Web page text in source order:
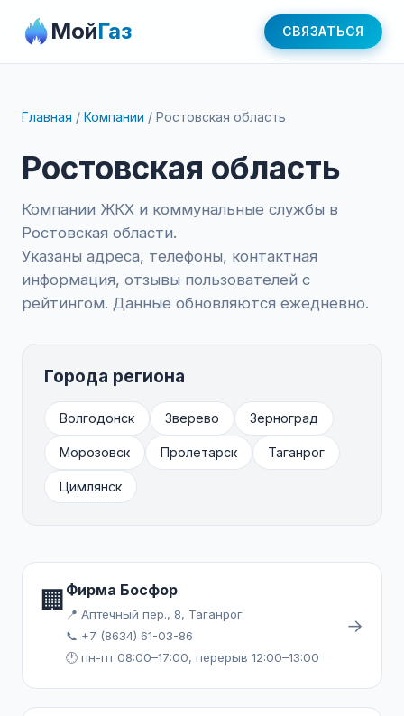
МойГаз СВЯЗАТЬСЯ
Главная / Компании / Ростовская область
Ростовская область
Компании ЖКХ и коммунальные службы в
Ростовская области.
Указаны адреса, телефоны, контактная
информация, отзывы пользователей с
рейтингом. Данные обновляются ежедневно.
Города региона
Волгодонск Зверево Зерноград
Морозовск Пролетарск Таганрог
Цимлянск
🏢 Фирма Босфор
📍 Аптечный пер., 8, Таганрог
📞 +7 (8634) 61-03-86
🕐 пн-пт 08:00–17:00, перерыв 12:00–13:00
→